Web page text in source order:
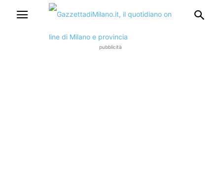
pubblicità